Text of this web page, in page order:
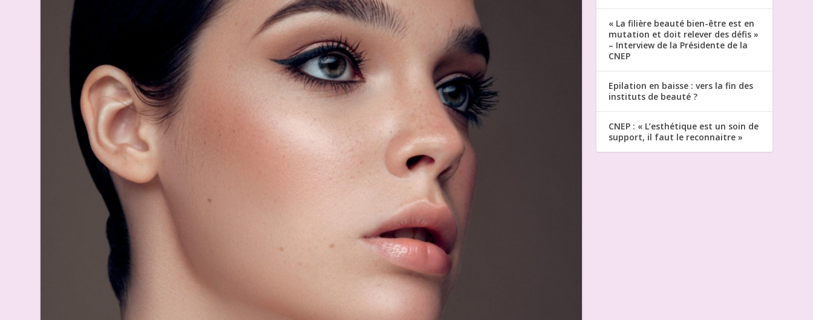
« La filière beauté bien-être est en
mutation et doit relever des défis »
– Interview de la Présidente de la
CNEP
Epilation en baisse : vers la fin des
instituts de beauté ?
CNEP : « L’esthétique est un soin de
support, il faut le reconnaitre »